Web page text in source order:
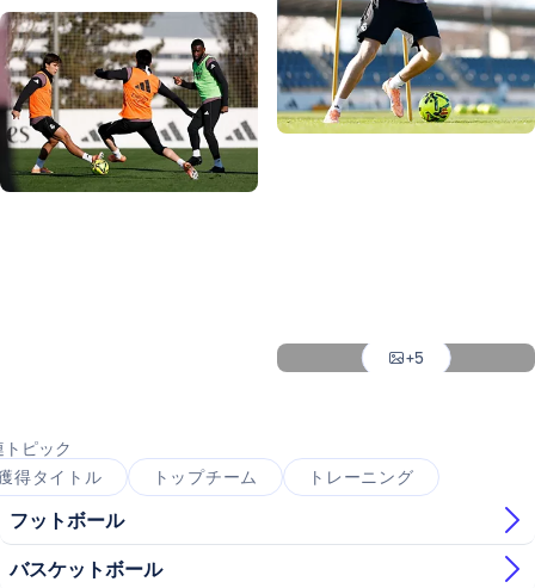
+5
トピック
得タイトル
トップチーム トレーニング
フットボール
バスケットボール